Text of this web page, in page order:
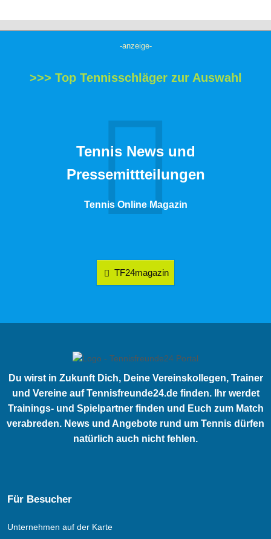
-anzeige-
>>> Top Tennisschläger zur Auswahl
Tennis News und
Pressemittteilungen
Tennis Online Magazin
TF24magazin
Du wirst in Zukunft Dich, Deine Vereinskollegen, Trainer
und Vereine auf Tennisfreunde24.de finden. Ihr werdet
Trainings- und Spielpartner finden und Euch zum Match
verabreden. News und Angebote rund um Tennis dürfen
natürlich auch nicht fehlen.
Für Besucher
Unternehmen auf der Karte